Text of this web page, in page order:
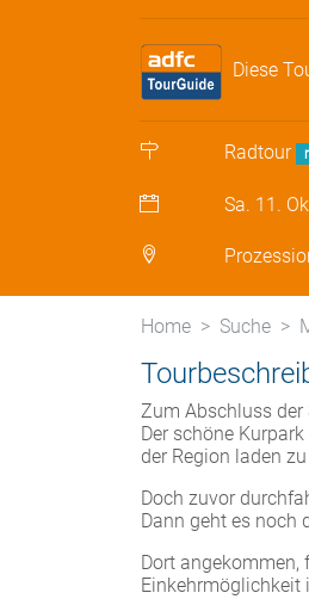
Diese
Radtour
Sa. 11.
Home Suche
Zum Abschluss
Der schöne
der Region laden
Doch zuvor
Dann geht es noch
Dort
Einkehrmöglichkeit